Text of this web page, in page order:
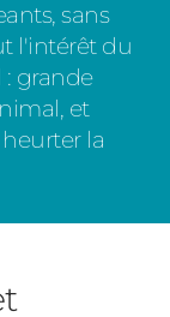
sans
l'intérêt du
grande
et
la